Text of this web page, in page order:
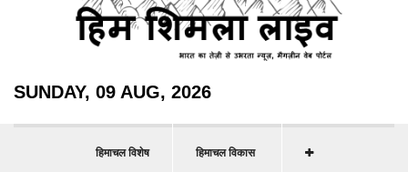
SUNDAY, 09 AUG, 2026
हिमाचल विशेष हिमाचल विकास